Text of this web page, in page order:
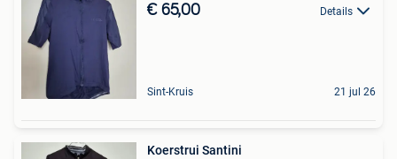
€ 65,00 Details
Sint-Kruis 21 jul 26
Koerstrui Santini